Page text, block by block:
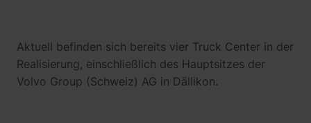
Aktuell befinden sich bereits vier Truck Center in der
Realisierung, einschließlich des Hauptsitzes der
Volvo Group (Schweiz) AG in Dällikon.